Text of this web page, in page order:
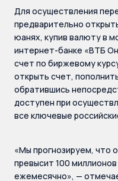
Для осуществления
предварительно
юанях, купив валюту в
интернет-банке «ВТБ
счет по биржевому
открыть счет,
обратившись
доступен при
все ключевые
«Мы прогнозируем, что
превысит 100
ежемесячно», —